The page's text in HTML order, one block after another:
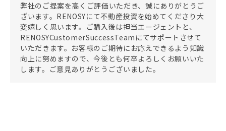
弊社のご提案を高くご評価いただき、誠にありがとうご
ざいます。RENOSYにて不動産投資を始めてくださり大
変嬉しく思います。ご購入後は担当エージェントと、
RENOSYCustomerSuccessTeamにてサポートさせて
いただきます。お客様のご期待にお応えできるよう知識
向上に努めますので、今後とも何卒よろしくお願いいた
します。ご意見ありがとうございました。